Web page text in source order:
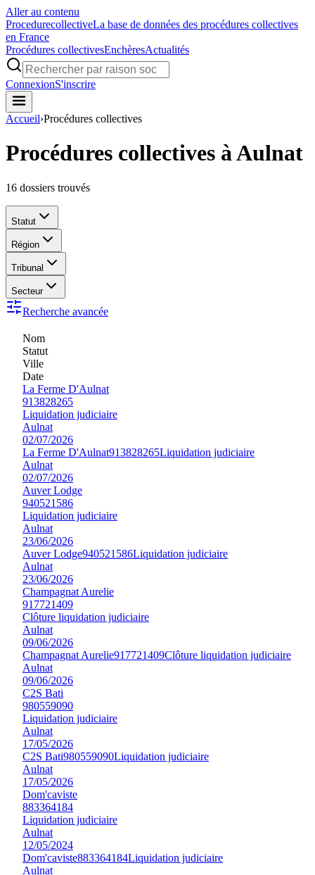
Aller au contenu
ProcedurecollectiveLa base de données des procédures collectives
en France
Procédures collectivesEnchèresActualités
ConnexionS'inscrire
Accueil›Procédures collectives
Procédures collectives à Aulnat
16 dossiers trouvés
Statut
Région
Tribunal
Secteur
Recherche avancée
Nom
Statut
Ville
Date
La Ferme D'Aulnat
913828265
Liquidation judiciaire
Aulnat
02/07/2026
La Ferme D'Aulnat913828265Liquidation judiciaire
Aulnat
02/07/2026
Auver Lodge
940521586
Liquidation judiciaire
Aulnat
23/06/2026
Auver Lodge940521586Liquidation judiciaire
Aulnat
23/06/2026
Champagnat Aurelie
917721409
Clôture liquidation judiciaire
Aulnat
09/06/2026
Champagnat Aurelie917721409Clôture liquidation judiciaire
Aulnat
09/06/2026
C2S Bati
980559090
Liquidation judiciaire
Aulnat
17/05/2026
C2S Bati980559090Liquidation judiciaire
Aulnat
17/05/2026
Dom'caviste
883364184
Liquidation judiciaire
Aulnat
12/05/2024
Dom'caviste883364184Liquidation judiciaire
Aulnat